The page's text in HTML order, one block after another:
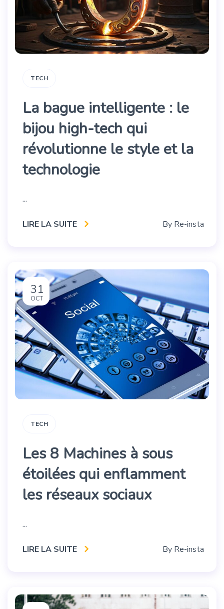
TECH
La bague intelligente : le
bijou high-tech qui
révolutionne le style et la
technologie
...
LIRE LA SUITE By Re-insta
31
OCT
TECH
Les 8 Machines à sous
étoilées qui enflamment
les réseaux sociaux
...
LIRE LA SUITE By Re-insta